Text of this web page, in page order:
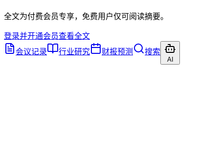
全文为付费会员专享，免费用户仅可阅读摘要。
登录并开通会员查看全文
会议记录
行业研究 财报预测 搜索
AI